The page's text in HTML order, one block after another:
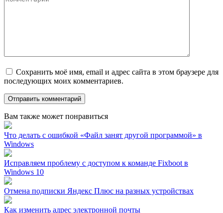
Сохранить моё имя, email и адрес сайта в этом браузере для
последующих моих комментариев.
Вам также может понравиться
Что делать с ошибкой «Файл занят другой программой» в
Windows
Исправляем проблему с доступом к команде Fixboot в
Windows 10
Отмена подписки Яндекс Плюс на разных устройствах
Как изменить адрес электронной почты